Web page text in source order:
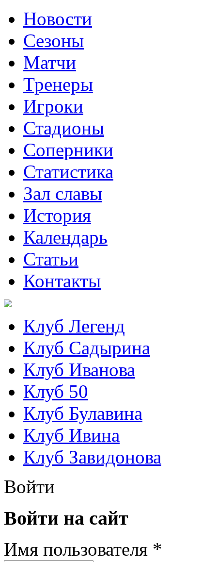
Новости
Сезоны
Матчи
Тренеры
Игроки
Стадионы
Соперники
Статистика
Зал славы
История
Календарь
Статьи
Контакты
Клуб Легенд
Клуб Садырина
Клуб Иванова
Клуб 50
Клуб Булавина
Клуб Ивина
Клуб Завидонова
Войти
Войти на сайт
Имя пользователя *